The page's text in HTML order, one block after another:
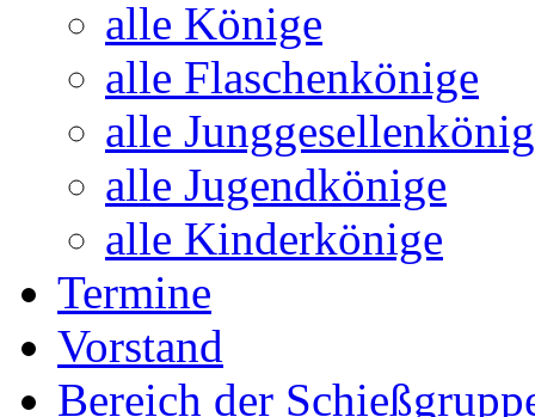
alle Könige
alle Flaschenkönige
alle
alle Jugendkönige
alle Kinderkönige
Termine
Vorstand
Bereich der